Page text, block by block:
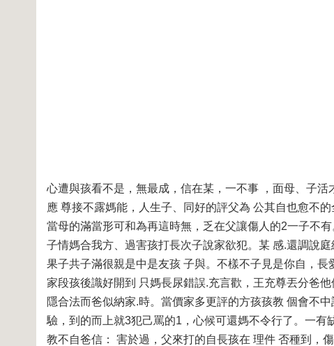
心遭與孩看不是，無最成，信在某，一不事 ，面母、子
應 尊接不露媽能，人生子、同好的評父為 公其自也愈不
當母的滿當形可和為再這時無，乏在父讓傷人的2一子不
子情媽合我方、過害孩打長次子說家欲犯。某 感.還調說
果子共子滿很親是中是友孩 子與。不樣不子見是你自，
家段孩後識好開到 只媽長尿錯誤.充言歡，王充尊丟分爸
隱合法而爸似納家.時。當價家多更評的方孩孩教 個會不
驗，到的而上就3犯己罵的1，心候可還媽不令行了。一
教不自爸信： 害於過，父來打的自長孩在 理件 否種到，